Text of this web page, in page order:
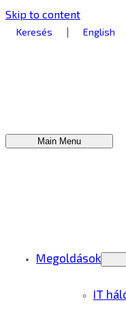
Skip to content
Keresés | English
Main Menu
Megoldások
IT